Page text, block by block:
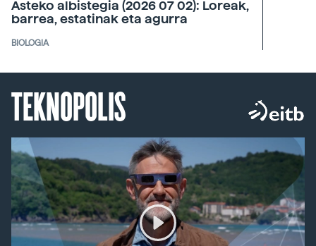
Asteko albistegia (2026 07 02): Loreak,
barrea, estatinak eta agurra
BIOLOGIA
TEKNOPOLIS